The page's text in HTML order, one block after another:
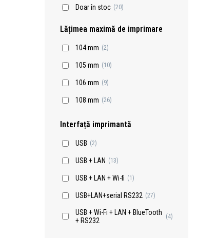
Doar în stoc (20)
Lățimea maximă de imprimare
104 mm (2)
105 mm (10)
106 mm (9)
108 mm (26)
Interfață imprimantă
USB (2)
USB + LAN (13)
USB + LAN + Wi-fi (1)
USB+LAN+serial RS232 (27)
USB + Wi-Fi + LAN + BlueTooth
+ RS232
(4)